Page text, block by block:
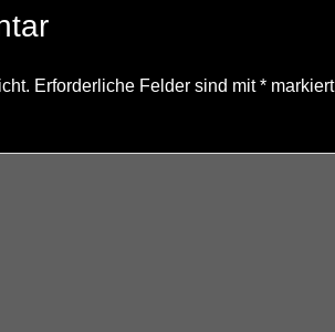
Erforderliche Felder sind mit*markiert